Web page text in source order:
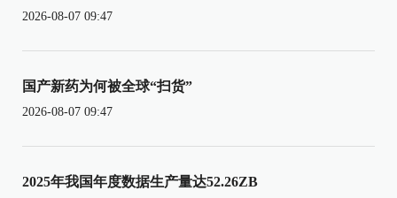
2026-08-07 09:47
国产新药为何被全球“扫货”
2026-08-07 09:47
2025年我国年度数据生产量达52.26ZB